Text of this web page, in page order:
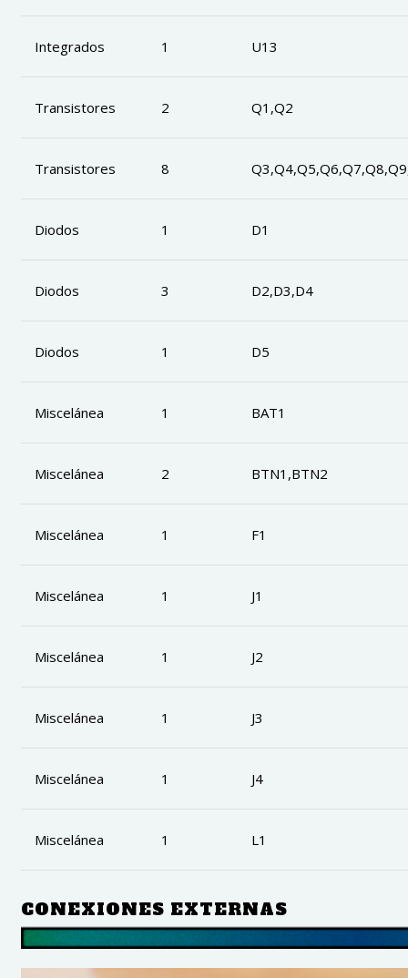
Integrados 1 U13
Transistores 2 Q1,Q2
Transistores 8
Diodos 1 D1
Diodos 3 D2,D3,D4
Diodos 1 D5
Miscelánea 1 BAT1
Miscelánea 2 BTN1,BTN2
Miscelánea 1 F1
Miscelánea 1 J1
Miscelánea 1 J2
Miscelánea 1 J3
Miscelánea 1 J4
Miscelánea 1 L1
CONEXIONES EXTERNAS